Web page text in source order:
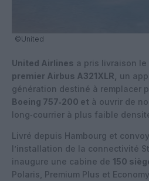
©United
United Airlines a pris livraison
premier Airbus A321XLR,
un
génération destiné à remplacer
Boeing 757‑200 et à ouvrir de
long‑courrier à plus faible
Livré depuis Hambourg et
l’installation de la connectivité
inaugure une cabine de 150
Polaris, Premium Plus et